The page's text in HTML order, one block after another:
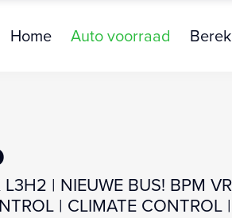
Home Auto voorraad
| NIEUWE BUS! BPM
| CLIMATE CONTROL